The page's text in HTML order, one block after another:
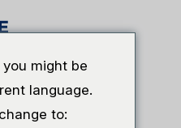
cabinas fotográficas
might be
language.
to: